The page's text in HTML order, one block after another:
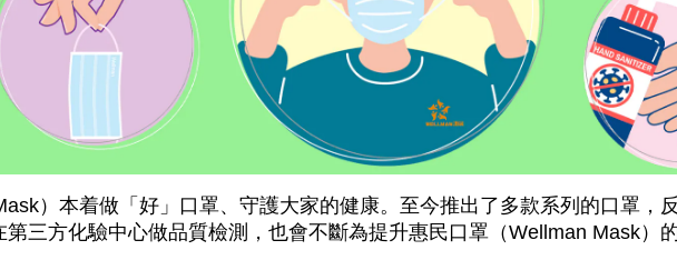
） 本着做「好」口罩、守護大家的健康。 至今推出了多款系列的口罩，
三方化驗中心做品質檢測，也會不斷為提升惠民口罩 （Wellman Mask）